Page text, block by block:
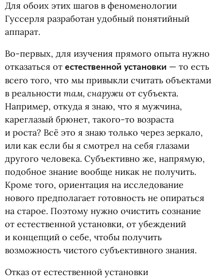
Для обоих этих шагов в феноменологии
Гуссерля разработан удобный понятийный
аппарат.
Во-первых, для изучения прямого опыта нужно
отказаться от естественной установки — то есть
всего того, что мы привыкли считать объектами
в реальности там, снаружи от субъекта.
Например, откуда я знаю, что я мужчина,
кареглазый брюнет, такого-то возраста
и роста? Всë это я знаю только через зеркало,
или как если бы я смотрел на себя глазами
другого человека. Субъективно же, напрямую,
подобное знание вообще никак не получить.
Кроме того, ориентация на исследование
нового предполагает готовность не опираться
на старое. Поэтому нужно очистить сознание
от естественной установки, от убеждений
и концепций о себе, чтобы получить
возможность чистого субъективного знания.
Отказ от естественной установки